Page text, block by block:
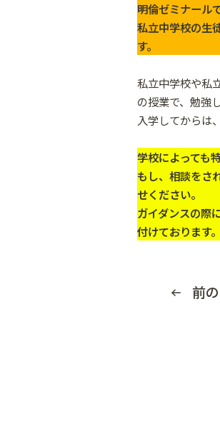
明倫ゼミナール
私立中学校の生
す。
私立中学校や私
の授業で、勉強
入学してからは
学校によっても
もし、相談をさ
せください。
ガイダンスの際
付けております。
前